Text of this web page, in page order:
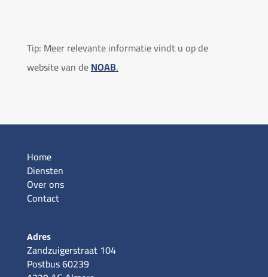
Tip: Meer relevante informatie vindt u op de
website van deNOAB.
Home
Diensten
Over ons
Contact
Adres
Zandzuigerstraat 104
Postbus 60239